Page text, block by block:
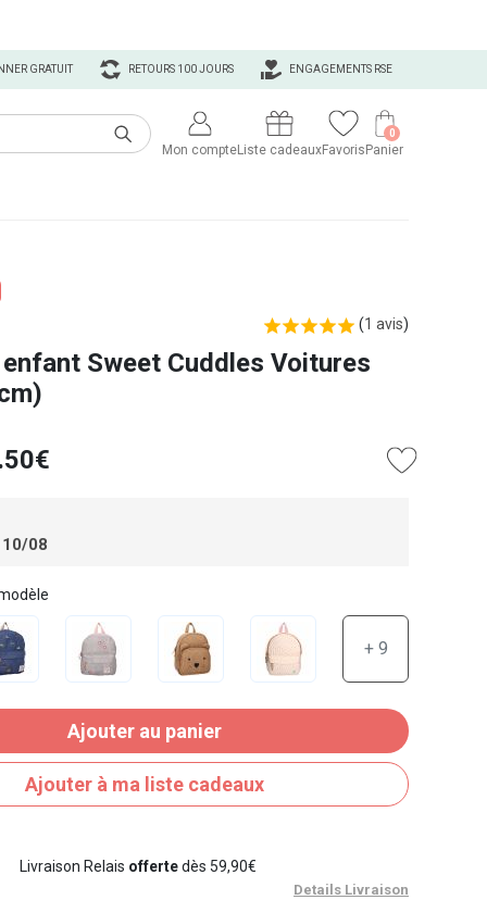
ENGAGEMENTS RSE
RETOURS 100 JOURS
GRATUIT
Mon compteListe cadeauxFavoris Panier
0
(1 avis)
Sweet Cuddles Voitures
08
+ 9
Ajouter au panier
Ajouter à ma liste cadeaux
Livraison Relais offertedès 59,90€
Details Livraison